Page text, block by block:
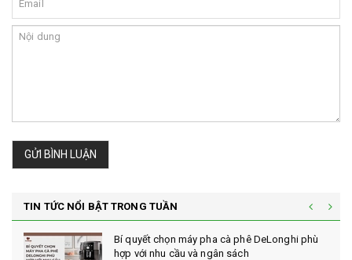
GỬI BÌNH LUẬN
TIN TỨC NỔI BẬT TRONG TUẦN
Bí quyết chọn máy pha cà phê DeLonghi phù
hợp với nhu cầu và ngân sách